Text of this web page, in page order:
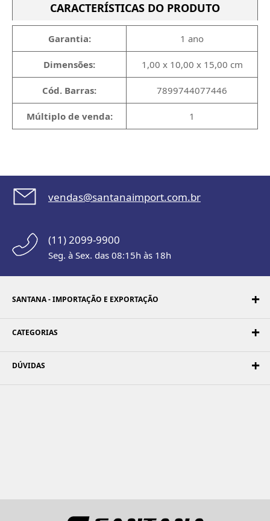
CARACTERÍSTICAS DO PRODUTO
Garantia: 1 ano
Dimensões: 1,00 x 10,00 x 15,00 cm
Cód. Barras: 7899744077446
Múltiplo de venda: 1
vendas@santanaimport.com.br
(11) 2099-9900
Seg. à Sex. das 08:15h às 18h
SANTANA - IMPORTAÇÃO E EXPORTAÇÃO
CATEGORIAS
DÚVIDAS